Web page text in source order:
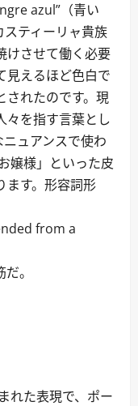
azul”（青い
スティーリャ貴族
けさせて働く必要
見えるほど色白で
されたのです。現
々を指す言葉とし
ュアンスで使わ
嬢様」といった皮
ます。形容詞形
from a
。
れた表現で、ポー